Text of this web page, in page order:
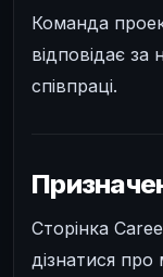
Команда
відповідає за
співпраці.
Сторінка
дізнатися про